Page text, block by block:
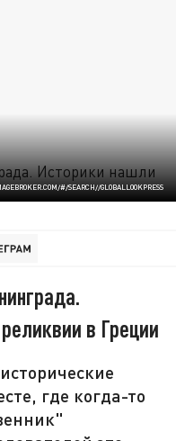
#/SEARCH//GLOBALLOOKPRESS
в Греции
где когда-то